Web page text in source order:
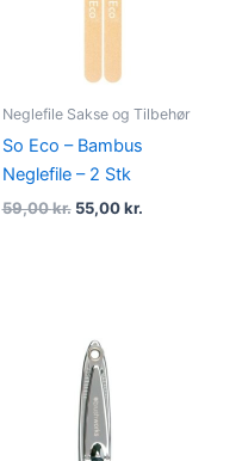
Neglefile Sakse og Tilbehør
So Eco – Bambus
Neglefile – 2 Stk
59,00kr. 55,00kr.